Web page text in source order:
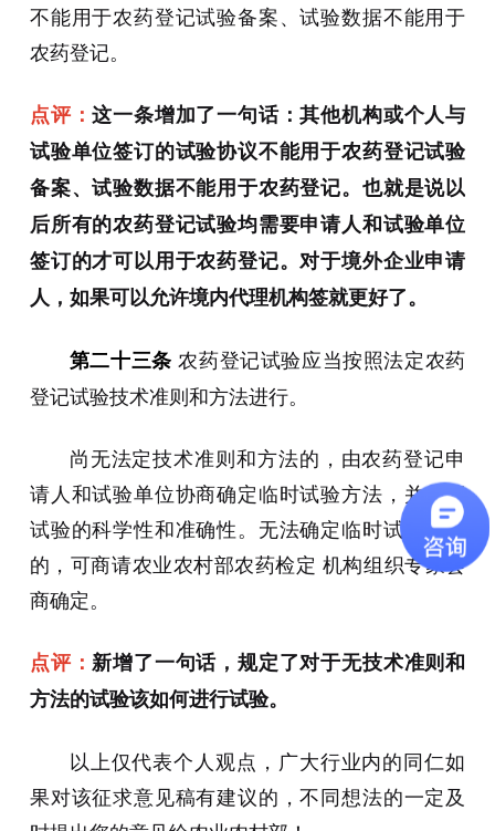
不能用于农药登记试验备案、试验数据不能用于
农药登记。
点评：这一条增加了一句话：其他机构或个人与
试验单位签订的试验协议不能用于农药登记试验
备案、试验数据不能用于农药登记。也就是说以
后所有的农药登记试验均需要申请人和试验单位
签订的才可以用于农药登记。对于境外企业申请
人，如果可以允许境内代理机构签就更好了。
第二十三条 农药登记试验应当按照法定农药
登记试验技术准则和方法进行。
尚无法定技术准则和方法的，由农药登记申
请人和试验单位协商确定临时试验方法，并保证
试验的科学性和准确性。无法确定临时试验方法
的，可商请农业农村部农药检定 机构组织专家会
商确定。
点评：新增了一句话，规定了对于无技术准则和
方法的试验该如何进行试验。
以上仅代表个人观点，广大行业内的同仁如
果对该征求意见稿有建议的，不同想法的一定及